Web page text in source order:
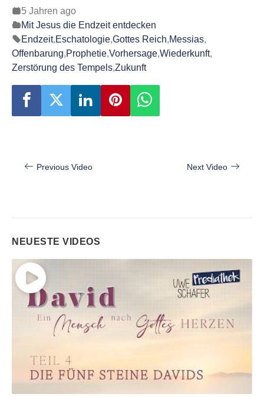
5 Jahren ago
Mit Jesus die Endzeit entdecken
Endzeit,Eschatologie,Gottes Reich,Messias,
Offenbarung,Prophetie,Vorhersage,Wiederkunft,
Zerstörung des Tempels,Zukunft
Beitragsnavigation
Previous Video Next Video
NEUESTE VIDEOS